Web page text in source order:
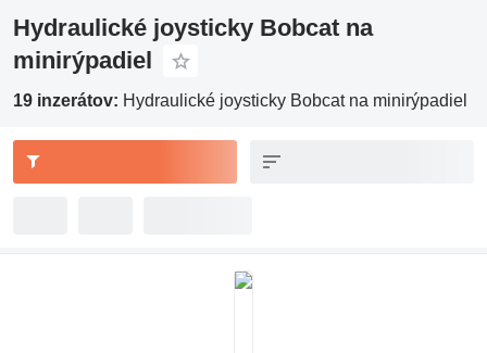
Hydraulické joysticky Bobcat na
minirýpadiel
19 inzerátov: Hydraulické joysticky Bobcat na minirýpadiel